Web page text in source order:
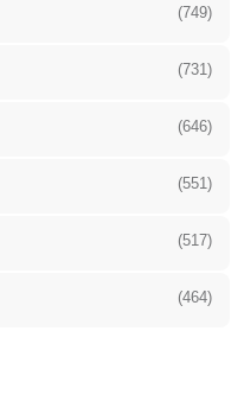
(749)
(731)
(646)
(551)
(517)
(464)